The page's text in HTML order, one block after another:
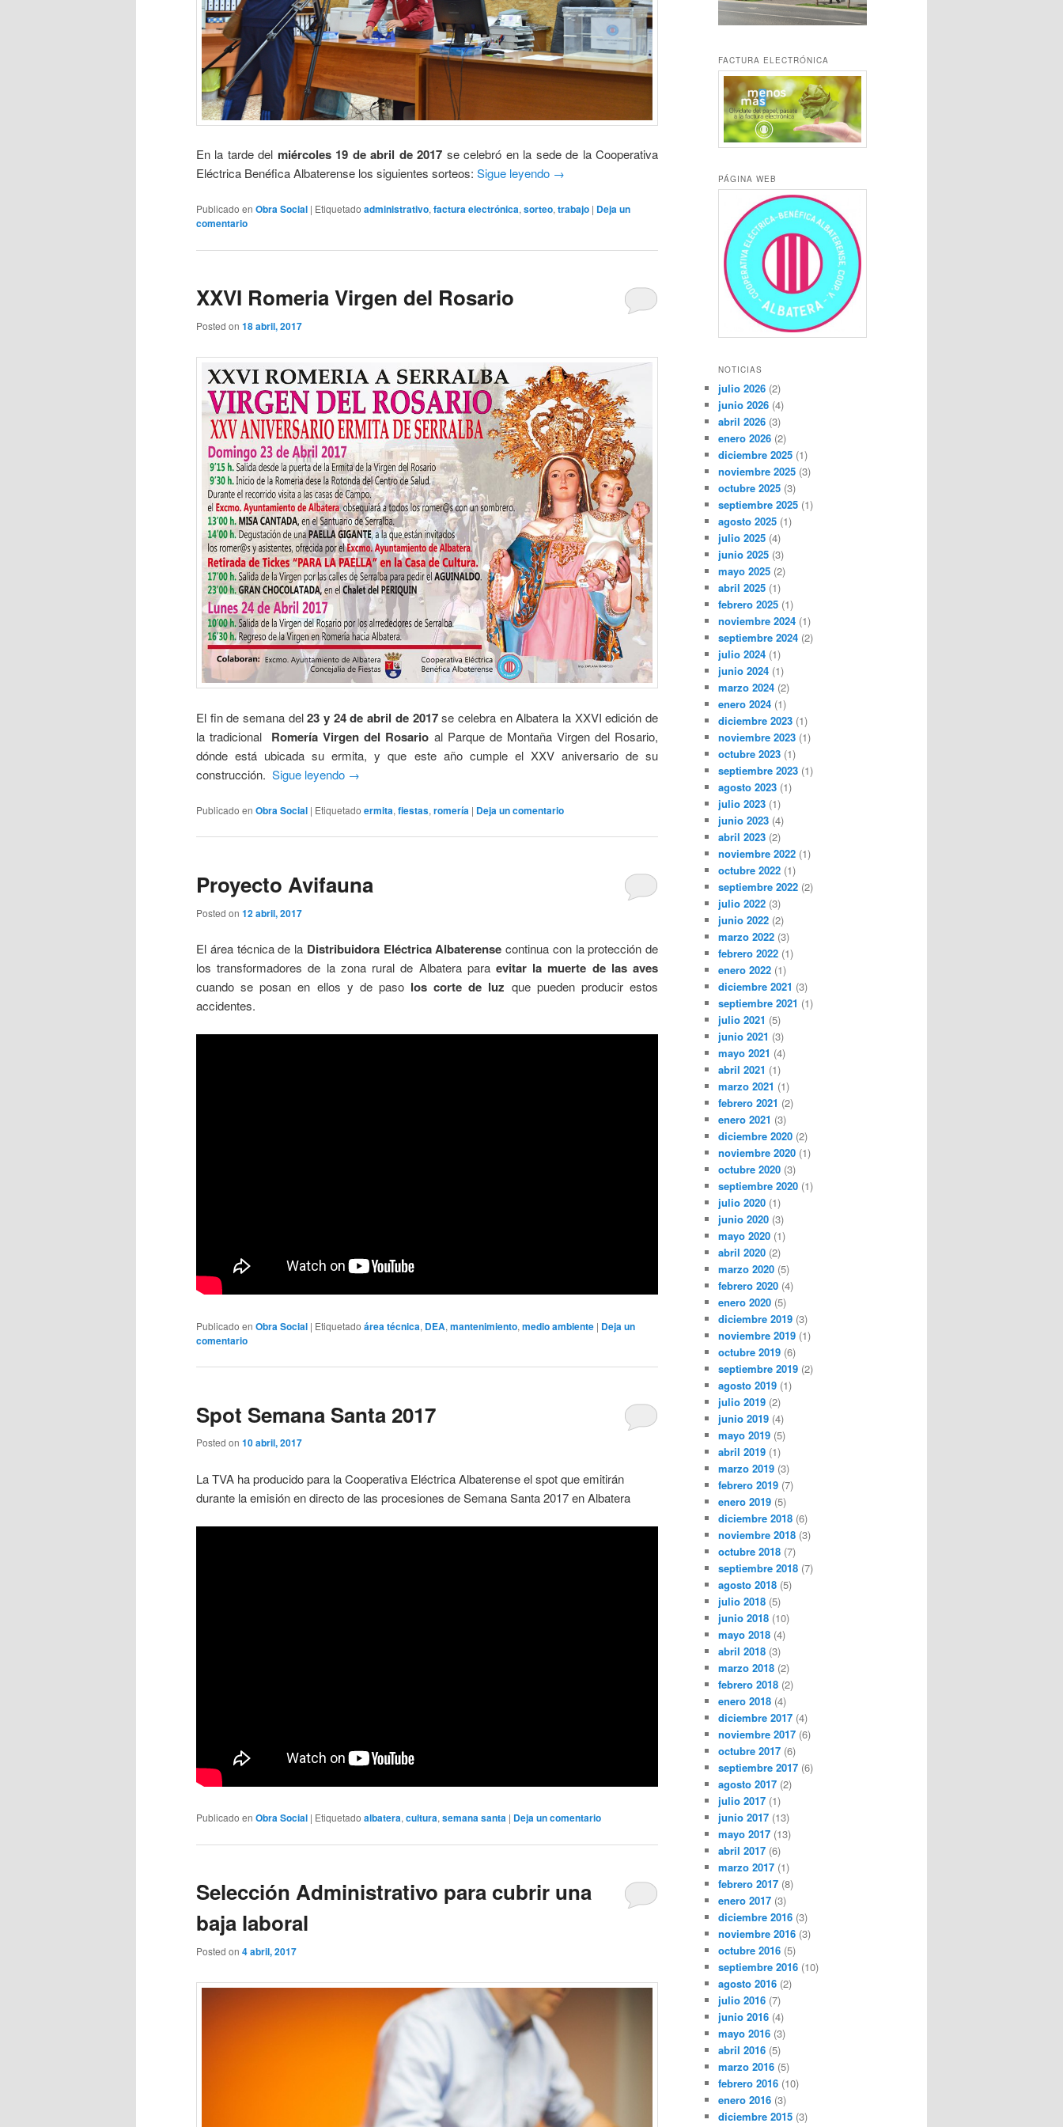
En la tarde del miércoles 19 de abril de 2017 se celebró en la sede de la Cooperativa
Eléctrica Benéfica Albaterense los siguientes sorteos: Sigue leyendo →
Publicado en Obra Social | Etiquetado administrativo,factura electrónica,sorteo,trabajo | Deja un
comentario
XXVI Romeria Virgen del Rosario
Posted on 18 abril, 2017
El fin de semana del23 y 24 de abril de 2017se celebra enAlbatera la XXVI edición de
la tradicional Romería Virgen del Rosario al Parque de Montaña Virgen del Rosario,
dónde está ubicada su ermita, y que este año cumple el XXV aniversario de su
construcción. Sigue leyendo →
Publicado en Obra Social | Etiquetado ermita, fiestas, romería | Deja un comentario
Proyecto Avifauna
Posted on 12 abril, 2017
El área técnica de la Distribuidora Eléctrica Albaterense continua con la protección de
los transformadores de la zona rural de Albatera paraevitar la muerte de las aves
cuando se posan en ellos y de paso los corte de luz que pueden producir estos
accidentes.
Publicado en Obra Social | Etiquetado área técnica, DEA, mantenimiento, medio ambiente | Deja un
comentario
Spot Semana Santa 2017
Posted on 10 abril, 2017
La TVA ha producido para la Cooperativa Eléctrica Albaterense el spot que emitirán
durante la emisión en directo de las procesiones de Semana Santa 2017 en Albatera
Publicado en Obra Social | Etiquetado albatera,cultura,semana santa | Deja un comentario
Selección Administrativo para cubrir una
baja laboral
Posted on 4 abril, 2017
FACTURA ELECTRÓNICA
PÁGINA WEB
NOTICIAS
julio 2026 (2)
junio 2026 (4)
abril 2026 (3)
enero 2026 (2)
diciembre 2025 (1)
noviembre 2025 (3)
octubre 2025 (3)
septiembre 2025 (1)
agosto 2025 (1)
julio 2025 (4)
junio 2025 (3)
mayo 2025 (2)
abril 2025 (1)
febrero 2025 (1)
noviembre 2024 (1)
septiembre 2024 (2)
julio 2024 (1)
junio 2024 (1)
marzo 2024 (2)
enero 2024 (1)
diciembre 2023 (1)
noviembre 2023 (1)
octubre 2023 (1)
septiembre 2023 (1)
agosto 2023 (1)
julio 2023 (1)
junio 2023 (4)
abril 2023 (2)
noviembre 2022 (1)
octubre 2022 (1)
septiembre 2022 (2)
julio 2022 (3)
junio 2022 (2)
marzo 2022 (3)
febrero 2022 (1)
enero 2022 (1)
diciembre 2021 (3)
septiembre 2021 (1)
julio 2021 (5)
junio 2021 (3)
mayo 2021 (4)
abril 2021 (1)
marzo 2021 (1)
febrero 2021 (2)
enero 2021 (3)
diciembre 2020 (2)
noviembre 2020 (1)
octubre 2020 (3)
septiembre 2020 (1)
julio 2020 (1)
junio 2020 (3)
mayo 2020 (1)
abril 2020 (2)
marzo 2020 (5)
febrero 2020 (4)
enero 2020 (5)
diciembre 2019 (3)
noviembre 2019 (1)
octubre 2019 (6)
septiembre 2019 (2)
agosto 2019 (1)
julio 2019 (2)
junio 2019 (4)
mayo 2019 (5)
abril 2019 (1)
marzo 2019 (3)
febrero 2019 (7)
enero 2019 (5)
diciembre 2018 (6)
noviembre 2018 (3)
octubre 2018 (7)
septiembre 2018 (7)
agosto 2018 (5)
julio 2018 (5)
junio 2018 (10)
mayo 2018 (4)
abril 2018 (3)
marzo 2018 (2)
febrero 2018 (2)
enero 2018 (4)
diciembre 2017 (4)
noviembre 2017 (6)
octubre 2017 (6)
septiembre 2017 (6)
agosto 2017 (2)
julio 2017 (1)
junio 2017 (13)
mayo 2017 (13)
abril 2017 (6)
marzo 2017 (1)
febrero 2017 (8)
enero 2017 (3)
diciembre 2016 (3)
noviembre 2016 (3)
octubre 2016 (5)
septiembre 2016 (10)
agosto 2016 (2)
julio 2016 (7)
junio 2016 (4)
mayo 2016 (3)
abril 2016 (5)
marzo 2016 (5)
febrero 2016 (10)
enero 2016 (3)
diciembre 2015 (3)